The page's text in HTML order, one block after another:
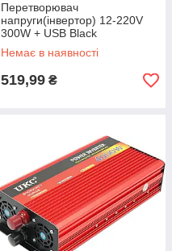
Перетворювач
напруги(інвертор) 12-220V
300W + USB Black
Немає в наявності
519,99 ₴